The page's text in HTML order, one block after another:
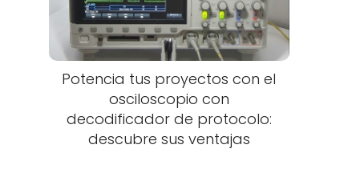
Potencia tus proyectos con el
osciloscopio con
decodificador de protocolo:
descubre sus ventajas